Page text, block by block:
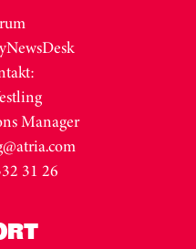
Manager
31 26